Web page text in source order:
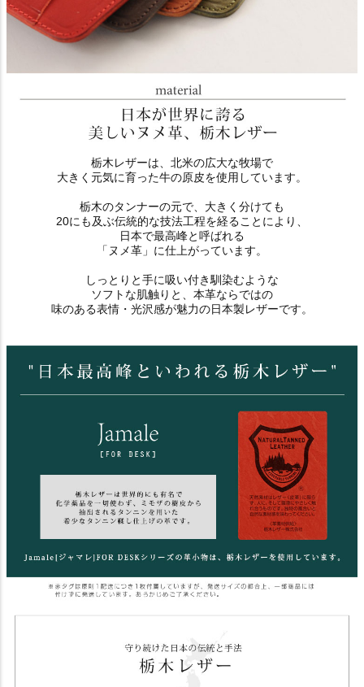
栃木レザーは、北米の広大な牧場で
大きく元気に育った牛の原皮を使用しています。
栃木のタンナーの元で、大きく分けても
20にも及ぶ伝統的な技法工程を経ることにより、
日本で最高峰と呼ばれる
「ヌメ革」に仕上がっています。
しっとりと手に吸い付き馴染むような
ソフトな肌触りと、本革ならではの
味のある表情・光沢感が魅力の日本製レザーです。